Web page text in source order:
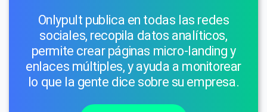
Onlypult publica en todas las redes
sociales, recopila datos analíticos,
permite crear páginas micro-landing y
enlaces múltiples, y ayuda a monitorear
lo que la gente dice sobre su empresa.